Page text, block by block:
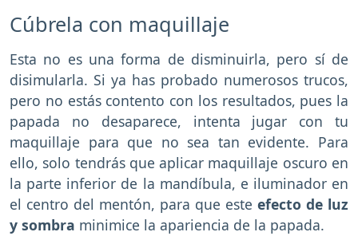
Cúbrela con maquillaje
Esta no es una forma de disminuirla, pero sí de
disimularla. Si ya has probado numerosos trucos,
pero no estás contento con los resultados, pues la
papada no desaparece, intenta jugar con tu
maquillaje para que no sea tan evidente. Para
ello, solo tendrás que aplicar maquillaje oscuro en
la parte inferior de la mandíbula, e iluminador en
el centro del mentón, para que este efecto de luz
y sombra minimice la apariencia de la papada.